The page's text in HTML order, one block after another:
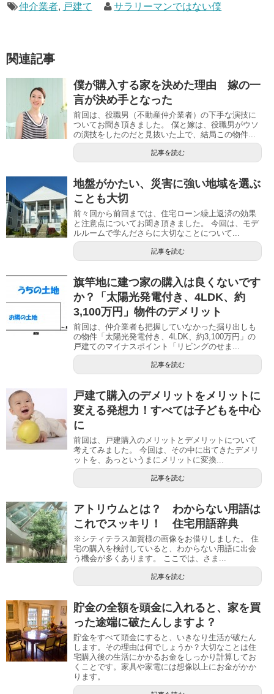
仲介業者, 戸建て サラリーマンではない僕
関連記事
僕が購入する家を決めた理由 嫁の一
言が決め手となった
前回は、役職男（不動産仲介業者）の下手な演技に
ついてお聞き頂きました。 僕と嫁は、役職男がウソ
の演技をしたのだと見抜いた上で、結局この物件...
記事を読む
地盤がかたい、災害に強い地域を選ぶ
ことも大切
前々回から前回までは、住宅ローン繰上返済の効果
と注意点についてお聞き頂きました。 今回は、モデ
ルルームで学んださらに大切なことについて...
記事を読む
旗竿地に建つ家の購入は良くないです
か？「太陽光発電付き、4LDK、約
3,100万円」物件のデメリット
前回は、仲介業者も把握していなかった掘り出しも
の物件「太陽光発電付き、4LDK、約3,100万円」の
戸建てのマイナスポイント「リビングのせま...
記事を読む
戸建て購入のデメリットをメリットに
変える発想力！すべては子どもを中心
に
前回は、戸建購入のメリットとデメリットについて
考えてみました。 今回は、その中に出てきたデメリ
ットを、あっというまにメリットに変換...
記事を読む
アトリウムとは？ わからない用語は
これでスッキリ！ 住宅用語辞典
※シティテラス加賀様の画像をお借りしました。 住
宅の購入を検討していると、わからない用語に出会
う機会が多くあります。 ここでは、さま...
記事を読む
貯金の全額を頭金に入れると、家を買
った途端に破たんしますよ？
貯金をすべて頭金にすると、いきなり生活が破たん
します。その理由は何でしょうか？大切なことは住
宅購入後の生活にかかるお金をしっかり計算してお
くことです。家具や家電には想像以上にお金がかか
ります。